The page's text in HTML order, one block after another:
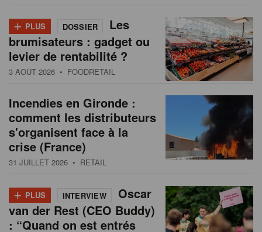
+ PLUS DOSSIER
Les
brumisateurs : gadget ou
levier de rentabilité ?
3 AOÛT 2026 • FOODRETAIL
Incendies en Gironde :
comment les distributeurs
s'organisent face à la
crise (France)
31 JUILLET 2026 • RETAIL
+ PLUS INTERVIEW
Oscar
van der Rest (CEO Buddy)
: “Quand on est entrés